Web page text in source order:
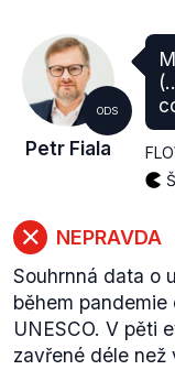
ODS
Petr Fiala
NEPRAVDA
Souhrnná data o
během
UNESCO. V pěti
zavřené déle než